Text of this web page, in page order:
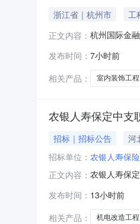
浙江省｜杭州市 工
正文内容： 杭州国际金
国际金融中
经招
发布时间： 7小时前
相关产品：
室内装饰工程
农银人寿保定中支
招标｜招标公告 河
招标单位： 农银人寿保
正文内容： 农银人寿保
筹。(三)特
格的公司，
发布时间： 13小时前
相关产品：
机电改造工程